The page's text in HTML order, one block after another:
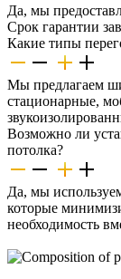
Да, мы
Срок гарантии
Какие типы
Мы предлагаем
стационарные,
Возможно ли
потолка?
Да, мы
которые
необходимость